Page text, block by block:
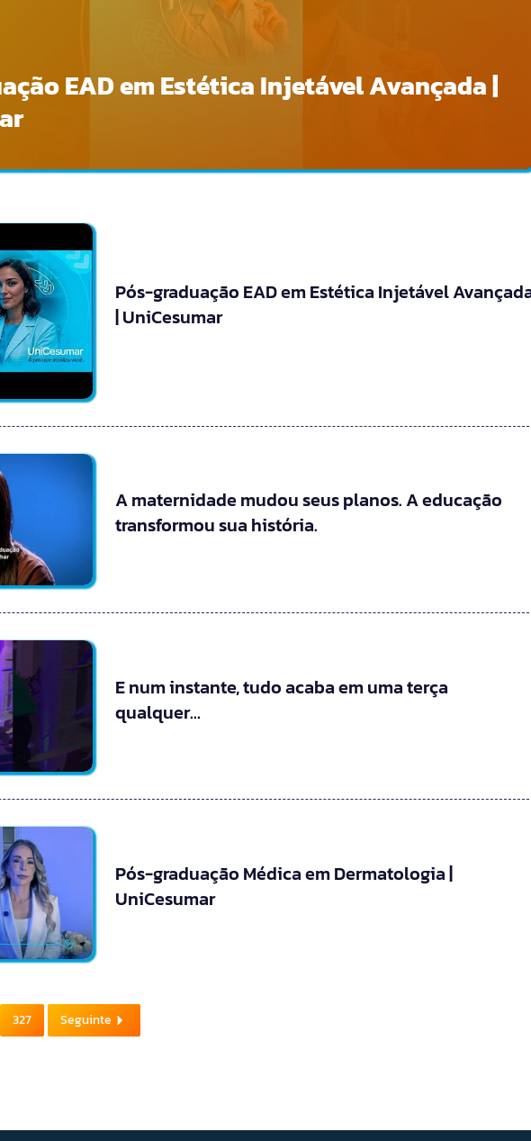
EAD em Estética Injetável Avançada |
Pós-graduação EAD em Estética Injetável
| UniCesumar
A maternidade mudou seus planos. A educação
transformou sua história.
E num instante, tudo acaba em uma terça
qualquer…
Pós-graduação Médica em Dermatologia |
UniCesumar
327 Seguinte